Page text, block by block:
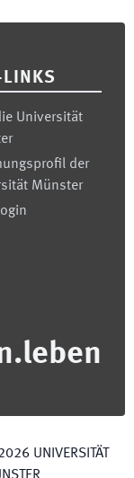
LINKS
Universität
der
Münster
UNIVERSITÄT